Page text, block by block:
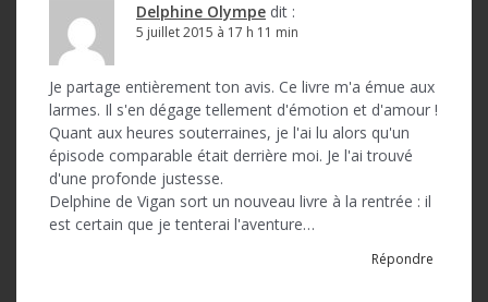
Delphine Olympe dit :
5 juillet 2015 à 17 h 11 min
Je partage entièrement ton avis. Ce livre m'a émue aux
larmes. Il s'en dégage tellement d'émotion et d'amour !
Quant aux heures souterraines, je l'ai lu alors qu'un
épisode comparable était derrière moi. Je l'ai trouvé
d'une profonde justesse.
Delphine de Vigan sort un nouveau livre à la rentrée : il
est certain que je tenterai l'aventure…
Répondre